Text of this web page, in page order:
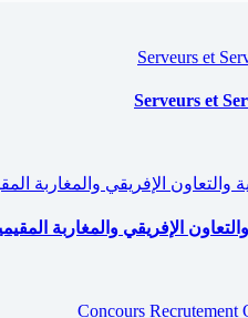
Serveurs et
الإفريقي والمغاربة المقيمين